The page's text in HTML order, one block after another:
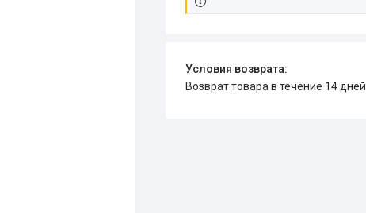
возврат товара в течение 14 дней